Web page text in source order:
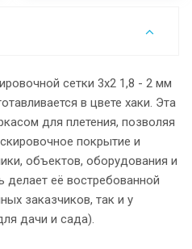
сетки 3х2 1,8 - 2 мм
в цвете хаки. Эта
для плетения, позволяя
покрытие и
объектов, оборудования и
делает её востребованной
заказчиков, так и у
дачи и сада).